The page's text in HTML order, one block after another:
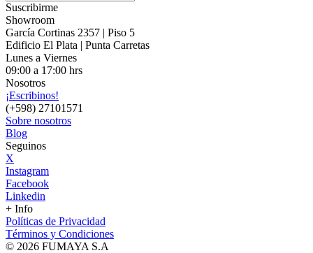
Suscribirme
Showroom
García Cortinas 2357 | Piso 5
Edificio El Plata | Punta Carretas
Lunes a Viernes
09:00 a 17:00 hrs
Nosotros
¡Escribinos!
(+598) 27101571
Sobre nosotros
Blog
Seguinos
X
Instagram
Facebook
Linkedin
+ Info
Políticas de Privacidad
Términos y Condiciones
© 2026 FUMAYA S.A